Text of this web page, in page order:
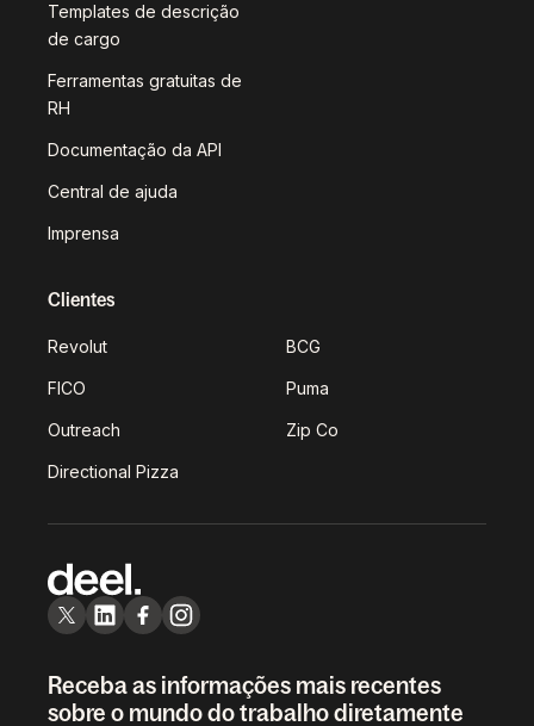
Templates de descrição
de cargo
Ferramentas gratuitas de
RH
Documentação da API
Central de ajuda
Imprensa
Clientes
Revolut BCG
FICO Puma
Outreach Zip Co
Directional Pizza
Receba as informações mais recentes
sobre o mundo do trabalho diretamente